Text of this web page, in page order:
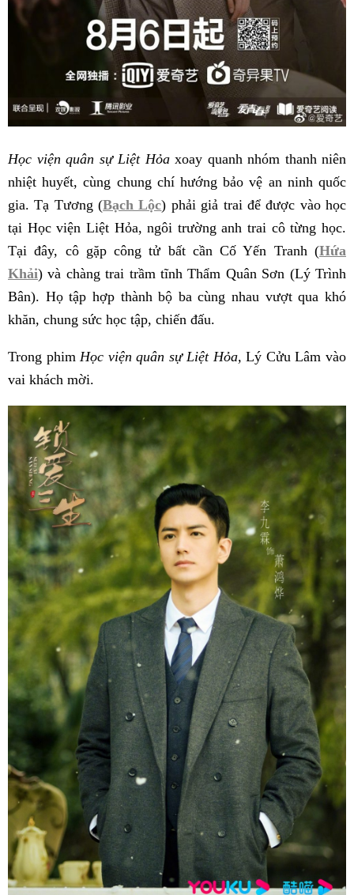
Học viện quân sự Liệt Hỏaxoay quanh nhóm thanh niên
nhiệt huyết, cùng chung chí hướng bảo vệ an ninh quốc
gia. Tạ Tương (Bạch Lộc) phải giả trai để được vào học
tại Học viện Liệt Hỏa, ngôi trường anh trai cô từng học.
Tại đây, cô gặp công tử bất cần Cố Yến Tranh (Hứa
Khải) và chàng trai trầm tĩnh Thẩm Quân Sơn (Lý Trình
Bân). Họ tập hợp thành bộ ba cùng nhau vượt qua khó
khăn, chung sức học tập, chiến đấu.
Trong phimHọc viện quân sự Liệt Hỏa, Lý Cửu Lâm vào
vai khách mời.